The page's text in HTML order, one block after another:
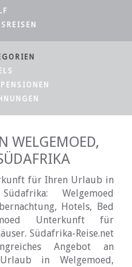
WELGEMOED,
für Ihren Urlaub in
Welgemoed
Hotels, Bed
Unterkunft für
Südafrika-Reise.net
Angebot an
in Welgemoed,